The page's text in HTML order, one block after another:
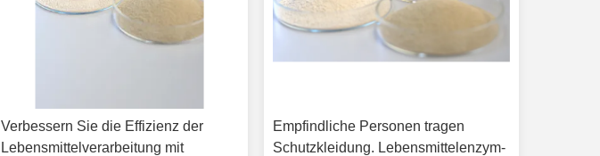
Verbessern Sie die Effizienz der
Lebensmittelverarbeitung mit
Empfindliche Personen tragen
Schutzkleidung. Lebensmittelenzym-